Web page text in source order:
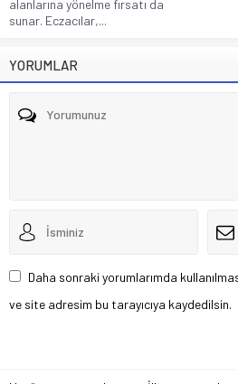
alanlarına yönelme fırsatı da
sunar. Eczacılar,...
YORUMLAR
Daha sonraki yorumlarımda
ve site adresim bu tarayıcıya kaydedilsin.